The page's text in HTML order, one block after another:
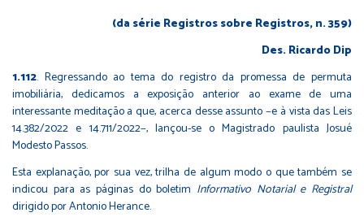
(da série Registros sobre Registros, n. 359)
Des. Ricardo Dip
1.112. Regressando ao tema do registro da promessa de permuta
imobiliária, dedicamos a exposição anterior ao exame de uma
interessante meditação a que, acerca desse assunto −e à vista das Leis
14.382/2022 e 14.711/2022−, lançou-se o Magistrado paulista Josué
Modesto Passos.
Esta explanação, por sua vez, trilha de algum modo o que também se
indicou para as páginas do boletim Informativo Notarial e Registral
dirigido por Antonio Herance.